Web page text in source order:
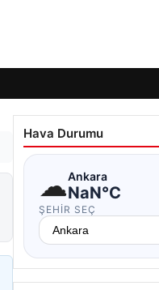
Hava Durumu
☁Ankara
NaN°C
ŞEHIR SEÇ